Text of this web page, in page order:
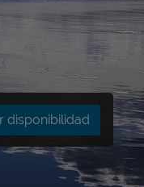
disponibilidad